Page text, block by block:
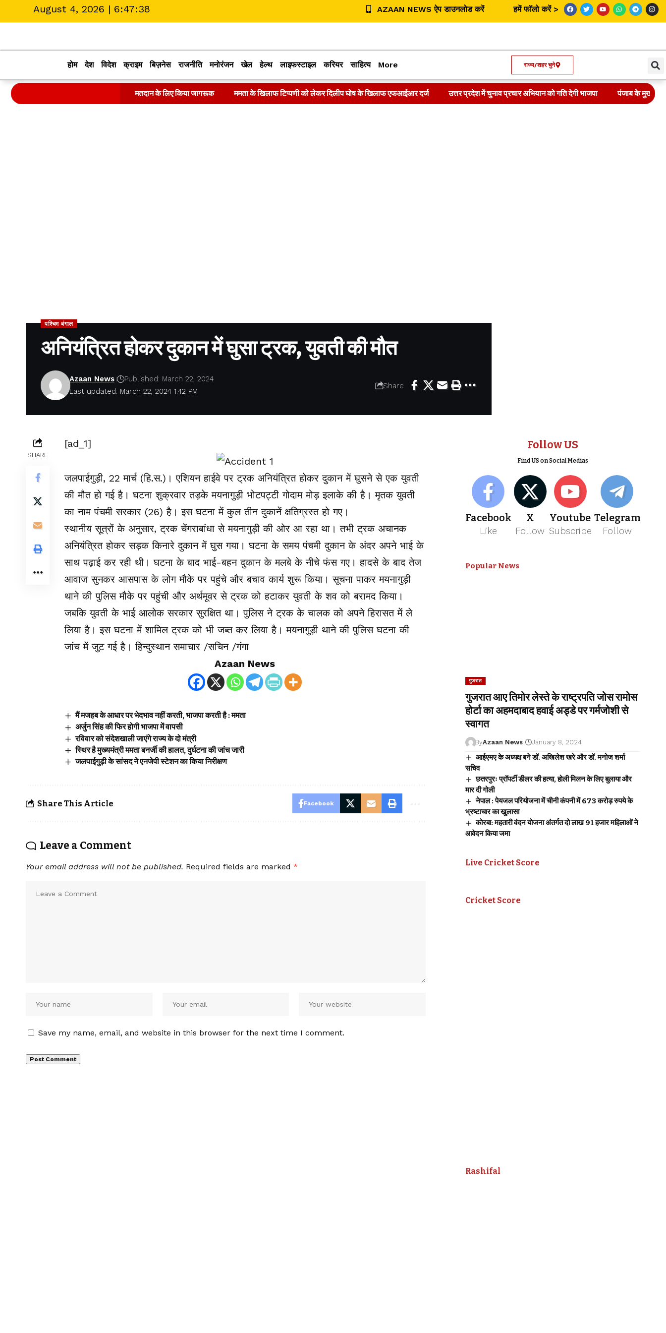
August 4, 2026 | 6:47:38 AZAAN NEWS ऐप डाउनलोड करें हमें फॉलो करें >
होम देश विदेश क्राइम बिज़नेस राजनीति मनोरंजन खेल हेल्थ लाइफस्टाइल करियर साहित्य More राज्य/शहर चुने
मतदान के लिए किया जागरूक ममता के खिलाफ टिप्पणी को लेकर दिलीप घोष के खिलाफ एफआईआर दर्ज उत्तर प्रदेश में चुनाव प्रचार अभियान को गति देगी भाजपा पंजाब के
पश्चिम बंगाल
अनियंत्रित होकर दुकान में घुसा ट्रक, युवती की मौत
Last updated: March 22, 2024 1:42 PM
Azaan News Published: March 22, 2024
Share
SHARE
[ad_1]
जलपाईगुड़ी, 22 मार्च (हि.स.)। एशियन हाईवे पर ट्रक अनियंत्रित होकर दुकान में घुसने से एक युवती
की मौत हो गई है। घटना शुक्रवार तड़के मयनागुड़ी भोटपट्टी गोदाम मोड़ इलाके की है। मृतक युवती
का नाम पंचमी सरकार (26) है। इस घटना में कुल तीन दुकानें क्षतिग्रस्त हो गए।
स्थानीय सूत्रों के अनुसार, ट्रक चेंगराबांधा से मयनागुड़ी की ओर आ रहा था। तभी ट्रक अचानक
अनियंत्रित होकर सड़क किनारे दुकान में घुस गया। घटना के समय पंचमी दुकान के अंदर अपने भाई के
साथ पढ़ाई कर रही थी। घटना के बाद भाई-बहन दुकान के मलबे के नीचे फंस गए। हादसे के बाद तेज
आवाज सुनकर आसपास के लोग मौके पर पहुंचे और बचाव कार्य शुरू किया। सूचना पाकर मयनागुड़ी
थाने की पुलिस मौके पर पहुंची और अर्थमूवर से ट्रक को हटाकर युवती के शव को बरामद किया।
जबकि युवती के भाई आलोक सरकार सुरक्षित था। पुलिस ने ट्रक के चालक को अपने हिरासत में ले
लिया है। इस घटना में शामिल ट्रक को भी जब्त कर लिया है। मयनागुड़ी थाने की पुलिस घटना की
जांच में जुट गई है। हिन्दुस्थान समाचार /सचिन /गंगा
Azaan News
मैं मजहब के आधार पर भेदभाव नहीं करती, भाजपा करती है : ममता
अर्जुन सिंह की फिर होगी भाजपा में वापसी
रविवार को संदेशखाली जाएंगे राज्य के दो मंत्री
स्थिर है मुख्यमंत्री ममता बनर्जी की हालत, दुर्घटना की जांच जारी
जलपाईगुड़ी के सांसद ने एनजेपी स्टेशन का किया निरीक्षण
Share This Article Facebook
Leave a Comment
Your email address will not be published. Required fields are marked *
Save my name, email, and website in this browser for the next time I comment.
Follow US
Find US on Social Medias
Facebook
Like
X
Follow
Youtube
Subscribe
Telegram
Follow
Popular News
गुजरात
गुजरात आए तिमोर लेस्ते के राष्ट्रपति जोस रामोस
होर्टा का अहमदाबाद हवाई अड्डे पर गर्मजोशी से
स्वागत
ByAzaan News January 8, 2024
आईएमए के अध्यक्ष बने डॉ. अखिलेश खरे और डॉ. मनोज शर्मा
सचिव
छतरपुरः प्रॉपर्टी डीलर की हत्या, होली मिलन के लिए बुलाया और
मार दी गोली
नेपाल : पेयजल परियोजना में चीनी कंपनी में 673 करोड़ रुपये के
भ्रष्टाचार का खुलासा
कोरबा: महतारी वंदन योजना अंतर्गत दो लाख 91 हजार महिलाओं ने
आवेदन किया जमा
Live Cricket Score
Cricket Score
Rashifal